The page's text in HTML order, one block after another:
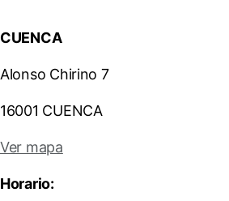
CUENCA
Alonso Chirino 7
16001 CUENCA
Ver mapa
Horario: